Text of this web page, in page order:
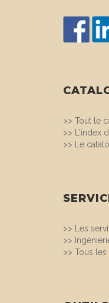
>> Tout le
>>
L'index
>>
Le
>>
Les
>>
>> Tous